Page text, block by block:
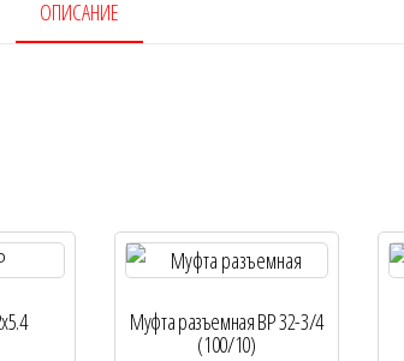
ОПИСАНИЕ
Муфта разъемная ВР 32-3/4
(100/10)